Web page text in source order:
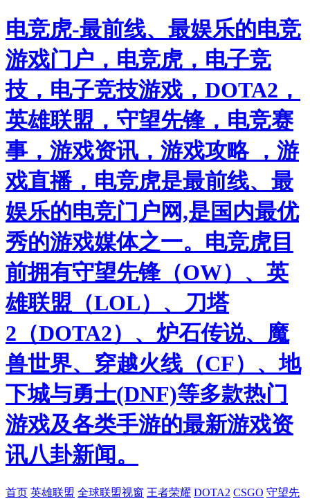
电竞虎-最前线、最娱乐的电竞
游戏门户，电竞虎，电子竞
技，电子竞技游戏，DOTA2，
英雄联盟，守望先锋，电竞赛
事，游戏资讯，游戏攻略 ，游
戏直播，电竞虎是最前线、最
娱乐的电竞门户网,是国内最优
秀的游戏媒体之一。电竞虎目
前拥有守望先锋（OW）、英
雄联盟（LOL）、刀塔
2（DOTA2）、炉石传说、魔
兽世界、穿越火线（CF）、地
下城与勇士(DNF)等多款热门
游戏及各类手游的最新游戏资
讯八卦新闻。
首页 英雄联盟 全球联盟视窗 王者荣耀 DOTA2 CSGO 守望先